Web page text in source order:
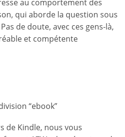
au comportement des
qui aborde la question sous
de doute, avec ces gens-là,
et compétente
“ebook”
de Kindle, nous vous